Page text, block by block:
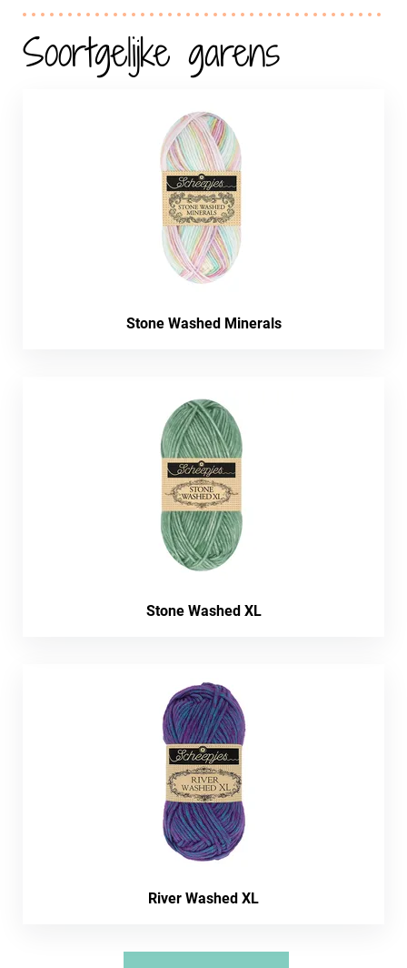
Soortgelijke garens
Stone Washed Minerals
Stone Washed XL
River Washed XL